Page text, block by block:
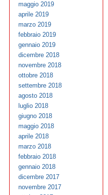
maggio 2019
aprile 2019
marzo 2019
febbraio 2019
gennaio 2019
dicembre 2018
novembre 2018
ottobre 2018
settembre 2018
agosto 2018
luglio 2018
giugno 2018
maggio 2018
aprile 2018
marzo 2018
febbraio 2018
gennaio 2018
dicembre 2017
novembre 2017